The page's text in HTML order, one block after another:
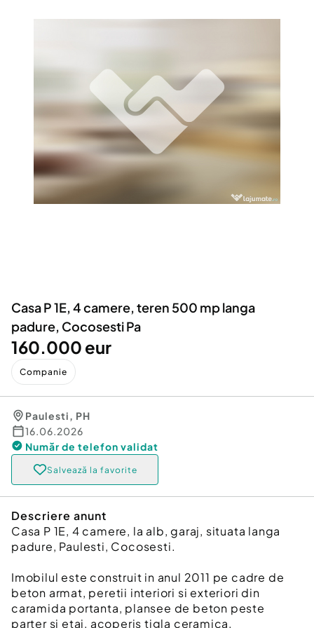
Servicii
Inchiriere Bunuri si Vehicule
Casa P 1E, 4 camere, teren 500 mp langa
padure, Cocosesti Pa
160.000 eur
Companie
Paulesti, PH
16.06.2026
Număr de telefon validat
Salvează la favorite
Descriere anunt
Casa P 1E, 4 camere, la alb, garaj, situata langa
padure, Paulesti, Cocosesti.
Imobilul este construit in anul 2011 pe cadre de
beton armat, peretii interiori si exteriori din
caramida portanta, plansee de beton peste
parter si etaj, acoperis tigla ceramica.